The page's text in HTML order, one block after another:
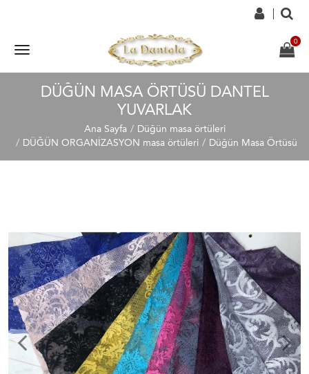
DÜĞÜN MASA ÖRTÜSÜ DANTEL
YUVARLAK
Ana Sayfa
Düğün masa örtüleri
DÜĞÜN ORGANİZASYON masa örtüleri
Düğün Masa Örtüsü